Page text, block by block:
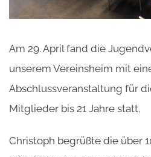
Am 29. April fand die
unserem Vereinsheim mit
Abschlussveranstaltung für
Mitglieder bis 21 Jahre statt.
Christoph begrüßte die über